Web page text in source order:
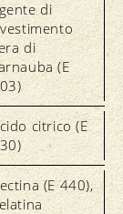
di
di
(E
citrico (E
(E 440),